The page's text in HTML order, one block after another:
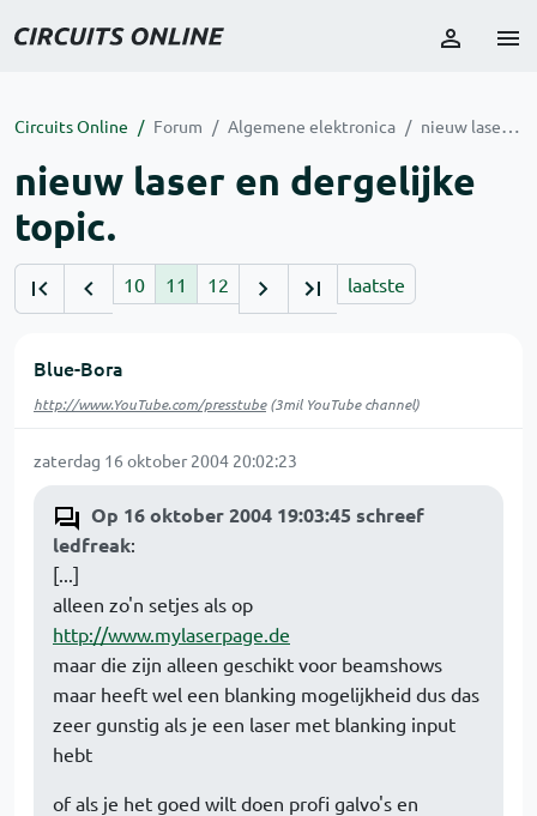
Circuits Online Forum Algemene elektronica nieuw laser en dergelijke topic.
nieuw laser en dergelijke
topic.
10 11 12 laatste
Blue-Bora
http://www.YouTube.com/presstube(3mil YouTube channel)
zaterdag 16 oktober 2004 20:02:23
Op 16 oktober 2004 19:03:45 schreef
ledfreak:
[...]
alleen zo'n setjes als op
http://www.mylaserpage.de
maar die zijn alleen geschikt voor beamshows
maar heeft wel een blanking mogelijkheid dus das
zeer gunstig als je een laser met blanking input
hebt
of als je het goed wilt doen profi galvo's en